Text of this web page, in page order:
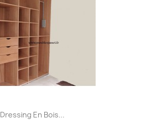
Dressing En Bois...